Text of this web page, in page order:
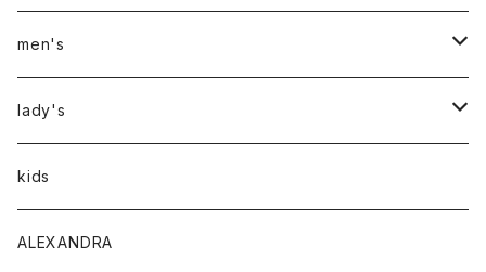
men's
アウター
トップス
Tシャツ
ボトムス
lady's
アウター
トップス
kids
ALEXANDRA